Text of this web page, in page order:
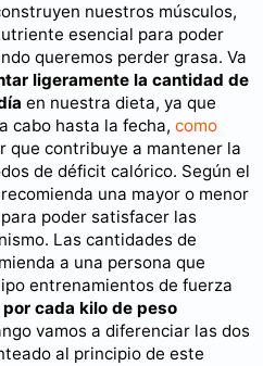
nuestros músculos,
esencial para poder
queremos perder grasa. Va
ligeramente la cantidad de
en nuestra dieta, ya que
cabo hasta la fecha, como
que contribuye a mantener la
de déficit calórico. Según el
una mayor o menor
poder satisfacer las
Las cantidades de
a una persona que
entrenamientos de fuerza
cada kilo de peso
vamos a diferenciar las dos
al principio de este